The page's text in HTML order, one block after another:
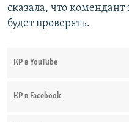
сказала, что комендант
будет проверять.
КР в YouTube
КР в Facebook